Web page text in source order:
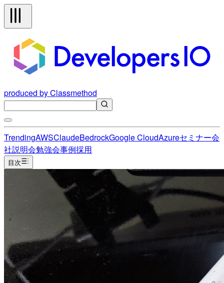
produced by Classmethod
TrendingAWSClaudeBedrockGoogle CloudAzureセミナー会
社説明会勉強会事例採用
目次